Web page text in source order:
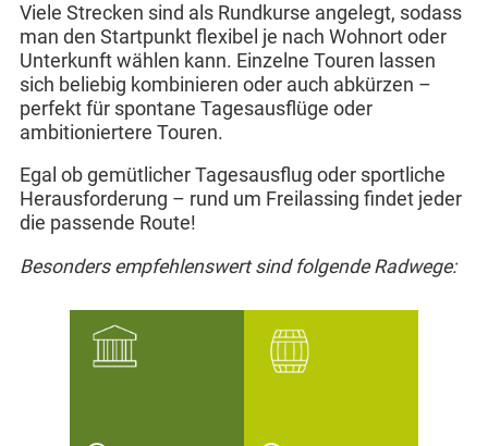
Viele Strecken sind als Rundkurse angelegt, sodass
man den Startpunkt flexibel je nach Wohnort oder
Unterkunft wählen kann. Einzelne Touren lassen
sich beliebig kombinieren oder auch abkürzen –
perfekt für spontane Tagesausflüge oder
ambitioniertere Touren.
Egal ob gemütlicher Tagesausflug oder sportliche
Herausforderung – rund um Freilassing findet jeder
die passende Route!
Besonders empfehlenswert sind folgende Radwege: